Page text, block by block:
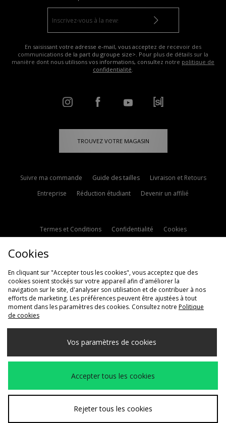
En saisissant votre adresse e-mail, vous acceptez de recevoir des
communications de la part du groupe size>. Pour plus de détails sur la
manière dont nous utilisons vos informations, consultez notre politique de
confidentialité.
TROUVEZ VOTRE MAGASIN
Suivre ma commande Guide des tailles
Livraison et Retours
Entreprise
Réduction étudiant Devenir un affilié
Termes et Conditions Confidentialité
Cookies
Politique d'avis en ligne
Livraison Vers
France
Nous acceptons les méthodes de paiement suivantes
Voir le site internet de l'entreprisewww.jdplc.com
Cookies
En cliquant sur "Accepter tous les cookies", vous acceptez que des
cookies soient stockés sur votre appareil afin d'améliorer la
navigation sur le site, d'analyser son utilisation et de contribuer à nos
efforts de marketing. Les préférences peuvent être ajustées à tout
moment dans les paramètres des cookies. Consultez notre Politique
de cookies
Vos paramètres de cookies
Accepter tous les cookies
Rejeter tous les cookies